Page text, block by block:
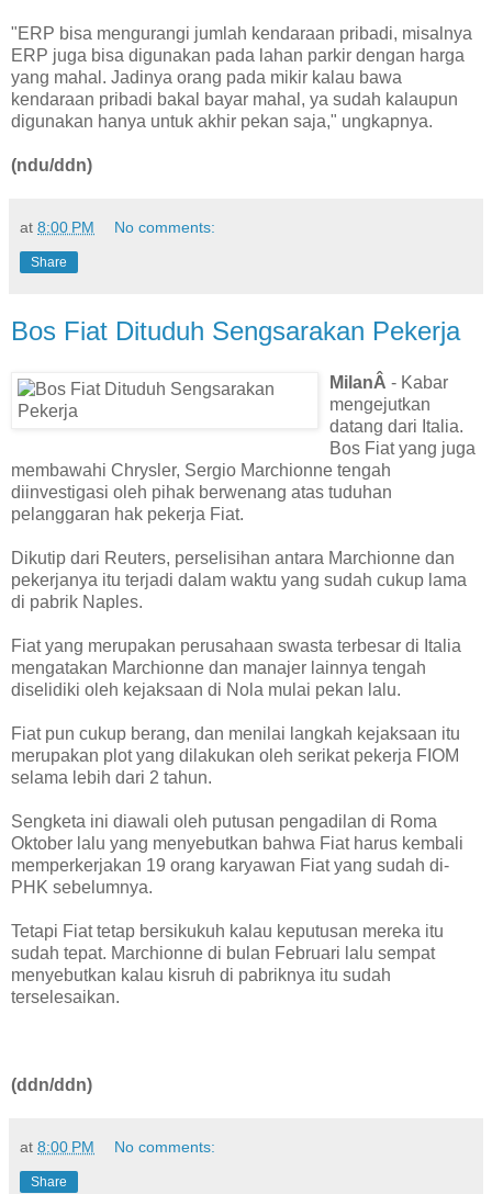
"ERP bisa mengurangi jumlah kendaraan pribadi, misalnya
ERP juga bisa digunakan pada lahan parkir dengan harga
yang mahal. Jadinya orang pada mikir kalau bawa
kendaraan pribadi bakal bayar mahal, ya sudah kalaupun
digunakan hanya untuk akhir pekan saja," ungkapnya.
(ndu/ddn)
at 8:00 PM No comments:
Share
Bos Fiat Dituduh Sengsarakan Pekerja
MilanÂ - Kabar
mengejutkan
datang dari Italia.
Bos Fiat yang juga
membawahi Chrysler, Sergio Marchionne tengah
diinvestigasi oleh pihak berwenang atas tuduhan
pelanggaran hak pekerja Fiat.
Dikutip dari Reuters, perselisihan antara Marchionne dan
pekerjanya itu terjadi dalam waktu yang sudah cukup lama
di pabrik Naples.
Fiat yang merupakan perusahaan swasta terbesar di Italia
mengatakan Marchionne dan manajer lainnya tengah
diselidiki oleh kejaksaan di Nola mulai pekan lalu.
Fiat pun cukup berang, dan menilai langkah kejaksaan itu
merupakan plot yang dilakukan oleh serikat pekerja FIOM
selama lebih dari 2 tahun.
Sengketa ini diawali oleh putusan pengadilan di Roma
Oktober lalu yang menyebutkan bahwa Fiat harus kembali
memperkerjakan 19 orang karyawan Fiat yang sudah di-
PHK sebelumnya.
Tetapi Fiat tetap bersikukuh kalau keputusan mereka itu
sudah tepat. Marchionne di bulan Februari lalu sempat
menyebutkan kalau kisruh di pabriknya itu sudah
terselesaikan.
(ddn/ddn)
at 8:00 PM No comments:
Share